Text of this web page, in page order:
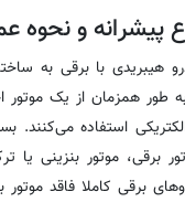
هیبریدی با برقی به
طور همزمان از یک موتور
استفاده می‌کنند.
برقی، موتور بنزینی
برقی کاملا فاقد